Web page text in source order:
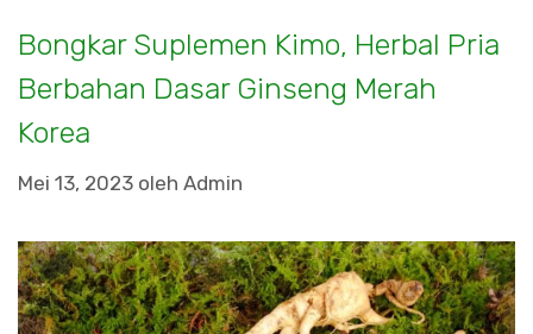
Bongkar Suplemen Kimo, Herbal Pria
Berbahan Dasar Ginseng Merah
Korea
Mei 13, 2023 oleh Admin